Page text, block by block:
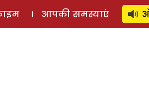
लॉग इन ⚲
आपकी समस्याएं